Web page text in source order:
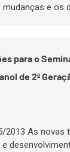
mudanças e os
para o
de 2ª
2013 As novas